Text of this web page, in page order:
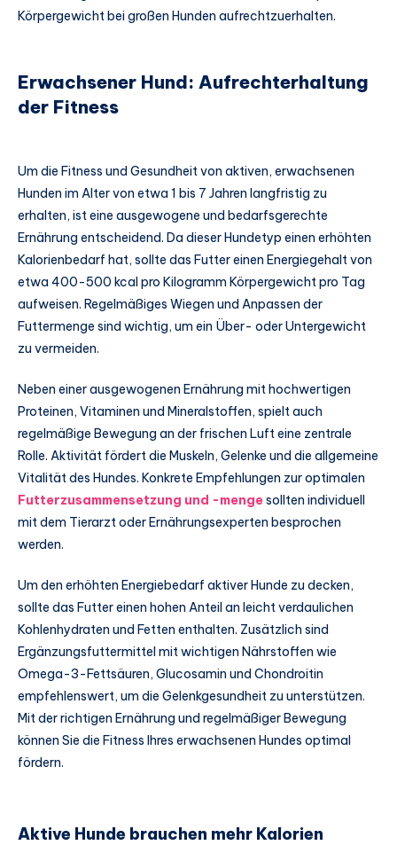
Körpergewicht bei großen Hunden aufrechtzuerhalten.
Erwachsener Hund: Aufrechterhaltung
der Fitness
Um die Fitness und Gesundheit von aktiven, erwachsenen
Hunden im Alter von etwa 1 bis 7 Jahren langfristig zu
erhalten, ist eine ausgewogene und bedarfsgerechte
Ernährung entscheidend. Da dieser Hundetyp einen erhöhten
Kalorienbedarf hat, sollte das Futter einen Energiegehalt von
etwa 400-500 kcal pro Kilogramm Körpergewicht pro Tag
aufweisen. Regelmäßiges Wiegen und Anpassen der
Futtermenge sind wichtig, um ein Über- oder Untergewicht
zu vermeiden.
Neben einer ausgewogenen Ernährung mit hochwertigen
Proteinen, Vitaminen und Mineralstoffen, spielt auch
regelmäßige Bewegung an der frischen Luft eine zentrale
Rolle. Aktivität fördert die Muskeln, Gelenke und die allgemeine
Vitalität des Hundes. Konkrete Empfehlungen zur optimalen
Futterzusammensetzung und -menge sollten individuell
mit dem Tierarzt oder Ernährungsexperten besprochen
werden.
Um den erhöhten Energiebedarf aktiver Hunde zu decken,
sollte das Futter einen hohen Anteil an leicht verdaulichen
Kohlenhydraten und Fetten enthalten. Zusätzlich sind
Ergänzungsfuttermittel mit wichtigen Nährstoffen wie
Omega-3-Fettsäuren, Glucosamin und Chondroitin
empfehlenswert, um die Gelenkgesundheit zu unterstützen.
Mit der richtigen Ernährung und regelmäßiger Bewegung
können Sie die Fitness Ihres erwachsenen Hundes optimal
fördern.
Aktive Hunde brauchen mehr Kalorien